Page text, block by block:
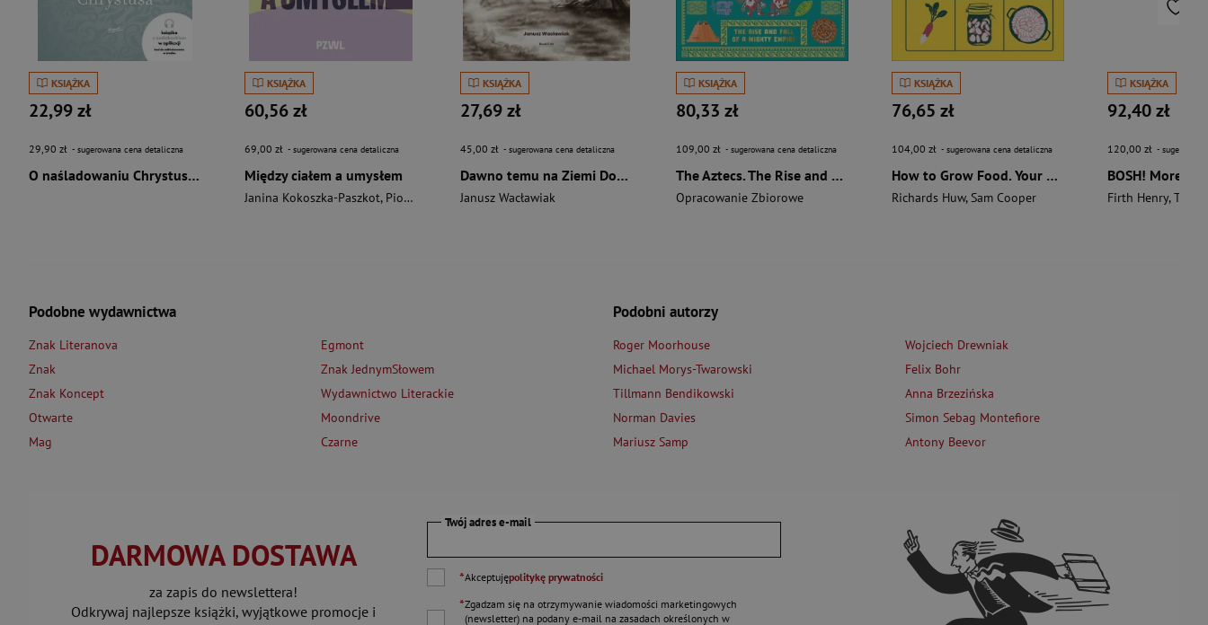
KSIĄŻKA
22,99 zł
29,90 zł - sugerowana cena detaliczna
O naśladowaniu Chrystusa wyd. 2026
KSIĄŻKA
60,56 zł
69,00 zł - sugerowana cena detaliczna
Między ciałem a umysłem
Janina Kokoszka-Paszkot, Piotr Wierzbiński
KSIĄŻKA
27,69 zł
45,00 zł - sugerowana cena detaliczna
Dawno temu na Ziemi Dobrzyńskiej
Janusz Wacławiak
KSIĄŻKA
80,33 zł
109,00 zł - sugerowana cena detaliczna
The Aztecs. The Rise and Fall of a Mighty Empire
Opracowanie Zbiorowe
KSIĄŻKA
76,65 zł
104,00 zł - sugerowana cena detaliczna
How to Grow Food. Your Crop-by-Crop Guide to Growing, Cooking, & Preserving
Richards Huw, Sam Cooper
KSIĄŻKA
92,40 zł
120,00 zł -
Firth Henry,
Podobne wydawnictwa
Znak Literanova
Znak
Znak Koncept
Otwarte
Mag
Egmont
Znak JednymSłowem
Wydawnictwo Literackie
Moondrive
Czarne
Podobni autorzy
Roger Moorhouse
Michael Morys-Twarowski
Tillmann Bendikowski
Norman Davies
Mariusz Samp
Wojciech Drewniak
Felix Bohr
Anna Brzezińska
Simon Sebag Montefiore
Antony Beevor
DARMOWA DOSTAWA
za zapis do newslettera!
Odkrywaj najlepsze książki, wyjątkowe promocje i
Twój adres e-mail
*Akceptujępolitykę prywatności
*Zgadzam się na otrzymywanie wiadomości marketingowych
(newsletter) na podanye-mail na zasadach określonych w